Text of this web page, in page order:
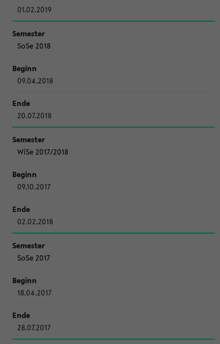
01.02.2019
SoSe 2018
09.04.2018
20.07.2018
WiSe 2017/2018
09.10.2017
02.02.2018
SoSe 2017
18.04.2017
28.07.2017